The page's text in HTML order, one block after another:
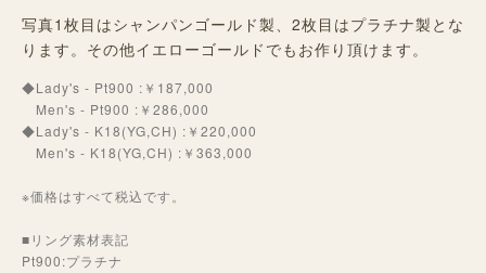
写真1枚目はシャンパンゴールド製、2枚目はプラチナ製とな
ります。その他イエローゴールドでもお作り頂けます。
◆Lady's - Pt900 :￥187,000
Men's - Pt900 :￥286,000
◆Lady's - K18(YG,CH) :￥220,000
Men's - K18(YG,CH) :￥363,000
※価格はすべて税込です。
■リング素材表記
Pt900:プラチナ